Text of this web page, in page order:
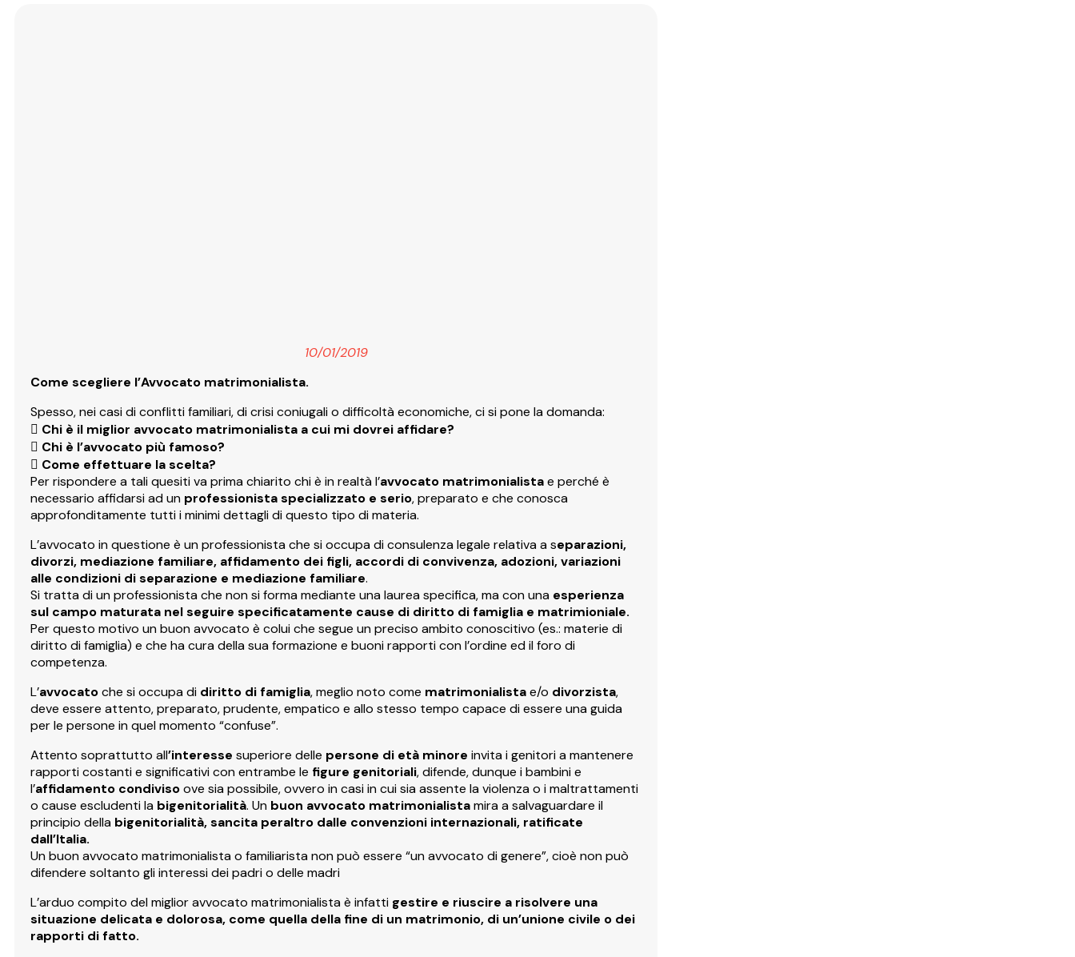
10/01/2019
Come scegliere l’Avvocato matrimonialista.
Spesso, nei casi di conflitti familiari, di crisi coniugali o difficoltà economiche, ci si pone la domanda:
 Chi è il miglior avvocato matrimonialista a cui mi dovrei affidare?
 Chi è l’avvocato più famoso?
 Come effettuare la scelta?
Per rispondere a tali quesiti va prima chiarito chi è in realtà l’avvocato matrimonialistae perché è
necessario affidarsi ad un professionista specializzato e serio, preparato e che conosca
approfonditamente tutti i minimi dettagli di questo tipo di materia.
L’avvocato in questione è un professionista che si occupa di consulenza legale relativa a separazioni,
divorzi, mediazione familiare, affidamento dei figli, accordi di convivenza, adozioni, variazioni
alle condizioni di separazione e mediazione familiare.
Si tratta di un professionista che non si forma mediante una laurea specifica, ma con una esperienza
sul campo maturata nel seguire specificatamente cause di diritto di famiglia e matrimioniale.
Per questo motivo un buon avvocato è colui che segue un preciso ambito conoscitivo (es.: materie di
diritto di famiglia) e che ha cura della sua formazione e buoni rapporti con l’ordine ed il foro di
competenza.
L’avvocatoche si occupa di diritto di famiglia, meglio noto come matrimonialistae/o divorzista,
deve essere attento, preparato, prudente, empatico e allo stesso tempo capace di essere una guida
per le persone in quel momento “confuse”.
Attento soprattutto all’interesse superiore delle persone di età minore invita i genitori a mantenere
rapporti costanti e significativi con entrambe le figure genitoriali, difende, dunque i bambini e
l’affidamento condivisoove sia possibile, ovvero in casi in cui sia assente la violenza o i maltrattamenti
o cause escludenti la bigenitorialità. Un buon avvocato matrimonialistamira a salvaguardare il
principio della bigenitorialità, sancita peraltro dalle convenzioni internazionali, ratificate
dall’Italia.
Un buon avvocato matrimonialista o familiarista non può essere “un avvocato di genere”, cioè non può
difendere soltanto gli interessi dei padri o delle madri
L’arduo compito del miglior avvocato matrimonialista è infatti gestire e riuscire a risolvere una
situazione delicata e dolorosa, come quella della fine di un matrimonio, di un’unione civile o dei
rapporti di fatto.